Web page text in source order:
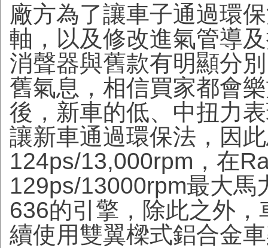
廠方為了讓車子通過環
軸，以及修改進氣管導
消聲器與舊款有明顯分
舊氣息，相信買家都會
後，新車的低、中扭力
讓新車通過環保法，因
124ps/13,000rpm，在
129ps/13000rpm最大馬
636的引擎，除此之外
續使用雙翼樑式鋁合金